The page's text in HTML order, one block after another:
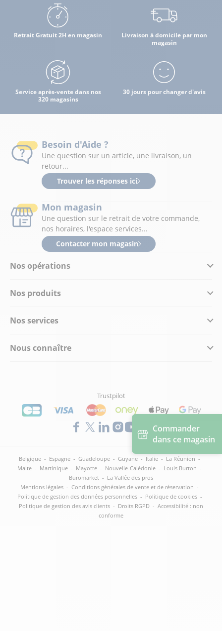
Commander
dans ce magasin
Retrait Gratuit 2H en magasin
Livraison à domicile par mon
magasin
Service après-vente dans nos
320 magasins
30 jours pour changer d'avis
Nos opérations
Nos produits
Nos services
Nous connaître
Besoin d'Aide ?
Une question sur un article, une livraison, un
retour...
Trouver les réponses ici
Mon magasin
Une question sur le retrait de votre commande,
nos horaires, l'espace services...
Contacter mon magasin
Trustpilot
Belgique - Espagne - Guadeloupe - Guyane - Italie - La Réunion -
Malte - Martinique - Mayotte - Nouvelle-Calédonie - Louis Burton -
Buromarket - La Vallée des pros
Mentions légales - Conditions générales de vente et de réservation -
Politique de gestion des données personnelles - Politique de cookies -
Politique de gestion des avis clients - Droits RGPD - Accessibilité : non
conforme